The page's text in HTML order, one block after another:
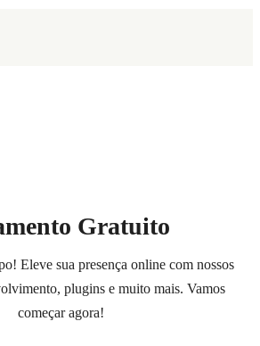
Gratuito
Eleve sua presença online com nossos
plugins e muito mais. Vamos
começar agora!